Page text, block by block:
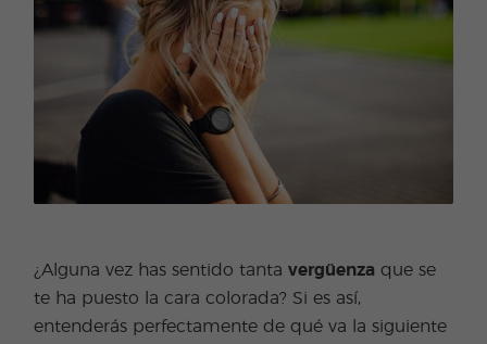
¿Alguna vez has sentido tantavergüenza que se
te ha puesto la cara colorada? Si es así,
entenderás perfectamente de qué va la siguiente